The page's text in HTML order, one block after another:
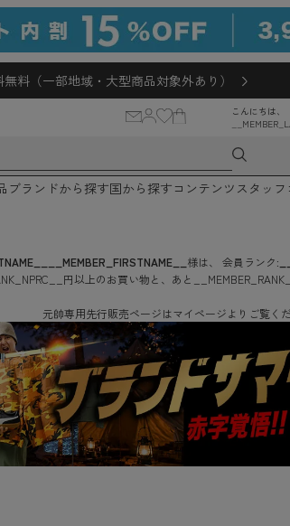
料（一部地域・大型商品対象外あり）
こんにちは、
ブランドから探す国から探す コンテンツ スタッ
__MEMBER_FIRSTNAME__ 様は、 会員ランク:
円以上のお買い物と、あと
元帥専用先行販売ページはマイページよりご覧くだ